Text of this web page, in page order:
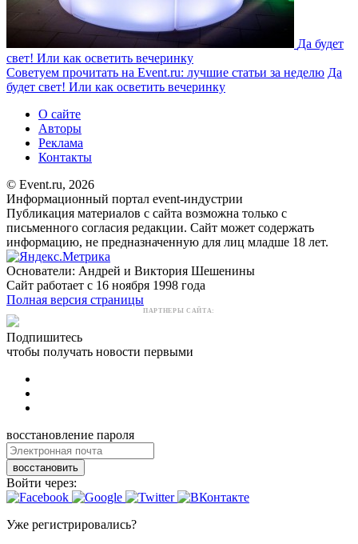
Да будет
свет! Или как осветить вечеринку
Советуем прочитать на Event.ru: лучшие статьи за неделю Да
будет свет! Или как осветить вечеринку
О сайте
Авторы
Реклама
Контакты
© Event.ru, 2026
Информационный портал event-индустрии
Публикация материалов с сайта возможна только с
письменного согласия редакции. Сайт может содержать
информацию, не предназначенную для лиц младше 18 лет.
Основатели: Андрей и Виктория Шешенины
Сайт работает с 16 ноября 1998 года
Полная версия страницы
ПАРТНЕРЫ САЙТА:
Подпишитесь
чтобы получать новости первыми
восстановление пароля
восстановить
Войти через:
Уже регистрировались?